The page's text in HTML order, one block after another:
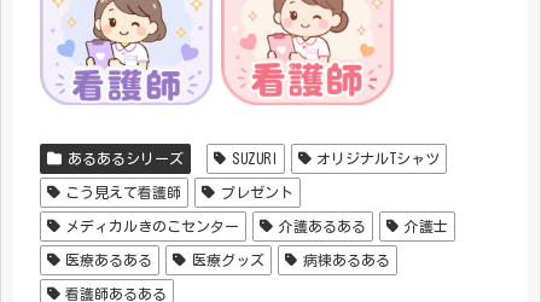
あるあるシリーズ SUZURI オリジナルTシャツ
こう見えて看護師 プレゼント
メディカルきのこセンター 介護あるある 介護士
医療あるある 医療グッズ 病棟あるある
看護師あるある